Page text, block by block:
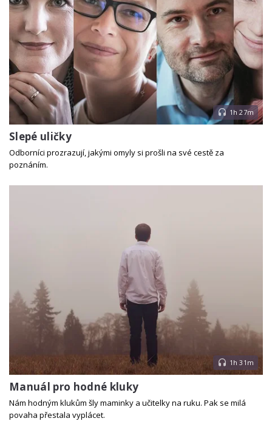
1h 27m
Slepé uličky
Odborníci prozrazují, jakými omyly si prošli na své cestě za
poznáním.
1h 31m
Manuál pro hodné kluky
Nám hodným klukům šly maminky a učitelky na ruku. Pak se milá
povaha přestala vyplácet.